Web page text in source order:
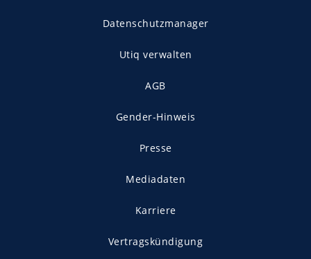
Datenschutzmanager
Utiq verwalten
AGB
Gender-Hinweis
Presse
Mediadaten
Karriere
Vertragskündigung